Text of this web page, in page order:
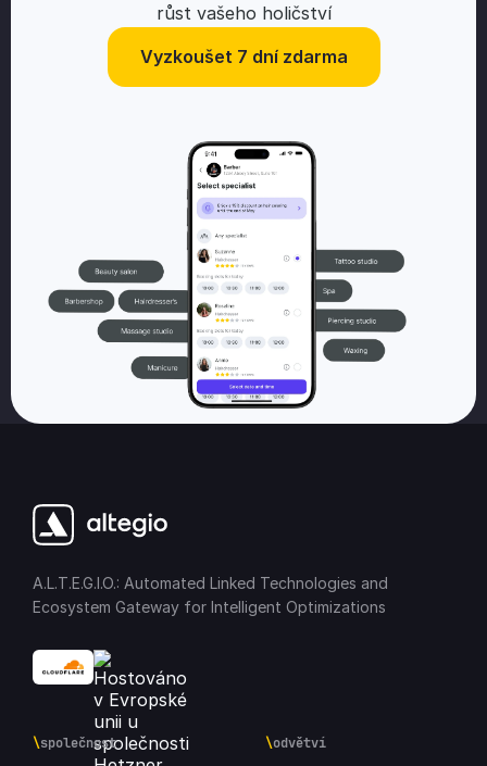
růst vašeho holičství
Vyzkoušet 7 dní zdarma
A.L.T.E.G.I.O.: Automated Linked Technologies and
Ecosystem Gateway for Intelligent Optimizations
\společnost \odvětví